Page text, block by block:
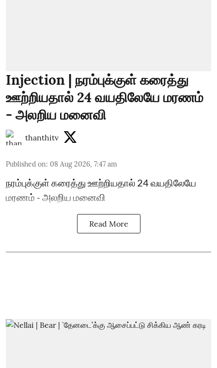
Injection | நரம்புக்குள் கரைத்து
ஊற்றியதால் 24 வயதிலேயே மரணம்
- அலறிய மனைவி
thanthitv
Published on: 08 Aug 2026, 7:47 am
நரம்புக்குள் கரைத்து ஊற்றியதால் 24 வயதிலேயே
மரணம் - அலறிய மனைவி
Read More